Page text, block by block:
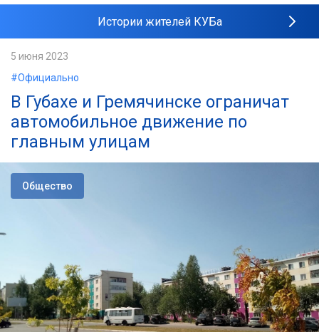
Истории жителей КУБа
5 июня 2023
#Официально
В Губахе и Гремячинске ограничат
автомобильное движение по
главным улицам
Общество